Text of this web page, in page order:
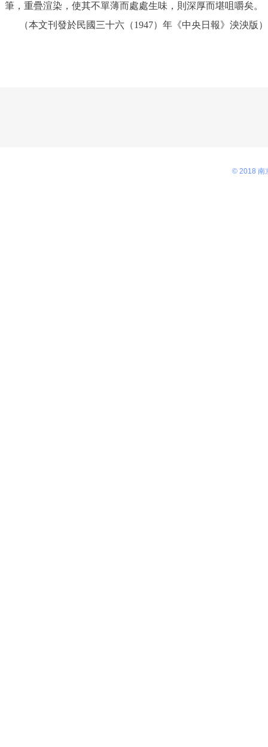
筆，重疊渲染，使其不單薄而處處生味，則深厚而堪咀嚼矣。
（本文刊發於民國三十六（1947）年《中央日報》泱泱版）
© 2018 南